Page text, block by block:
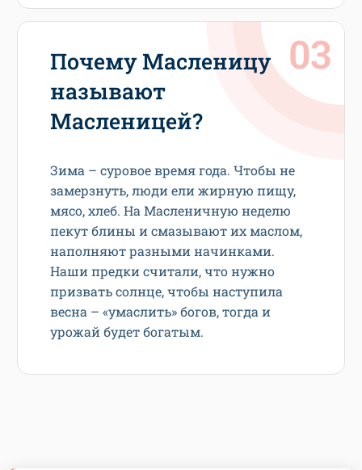
Почему Масленицу
называют
Масленицей?
Зима – суровое время года. Чтобы не
замерзнуть, люди ели жирную пищу,
мясо, хлеб. На Масленичную неделю
пекут блины и смазывают их маслом,
наполняют разными начинками.
Наши предки считали, что нужно
призвать солнце, чтобы наступила
весна – «умаслить» богов, тогда и
урожай будет богатым.